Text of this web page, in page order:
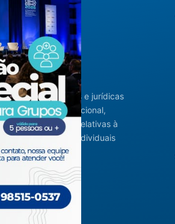
pessoas físicas e jurídicas
de higiene ocupacional,
estudos e ações relativas à
de interesses individuais
sociais!